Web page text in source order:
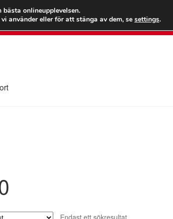
Ring
Endast ett sökresultat
onlineupplevelsen.
använder eller för att stänga av dem, se settings.